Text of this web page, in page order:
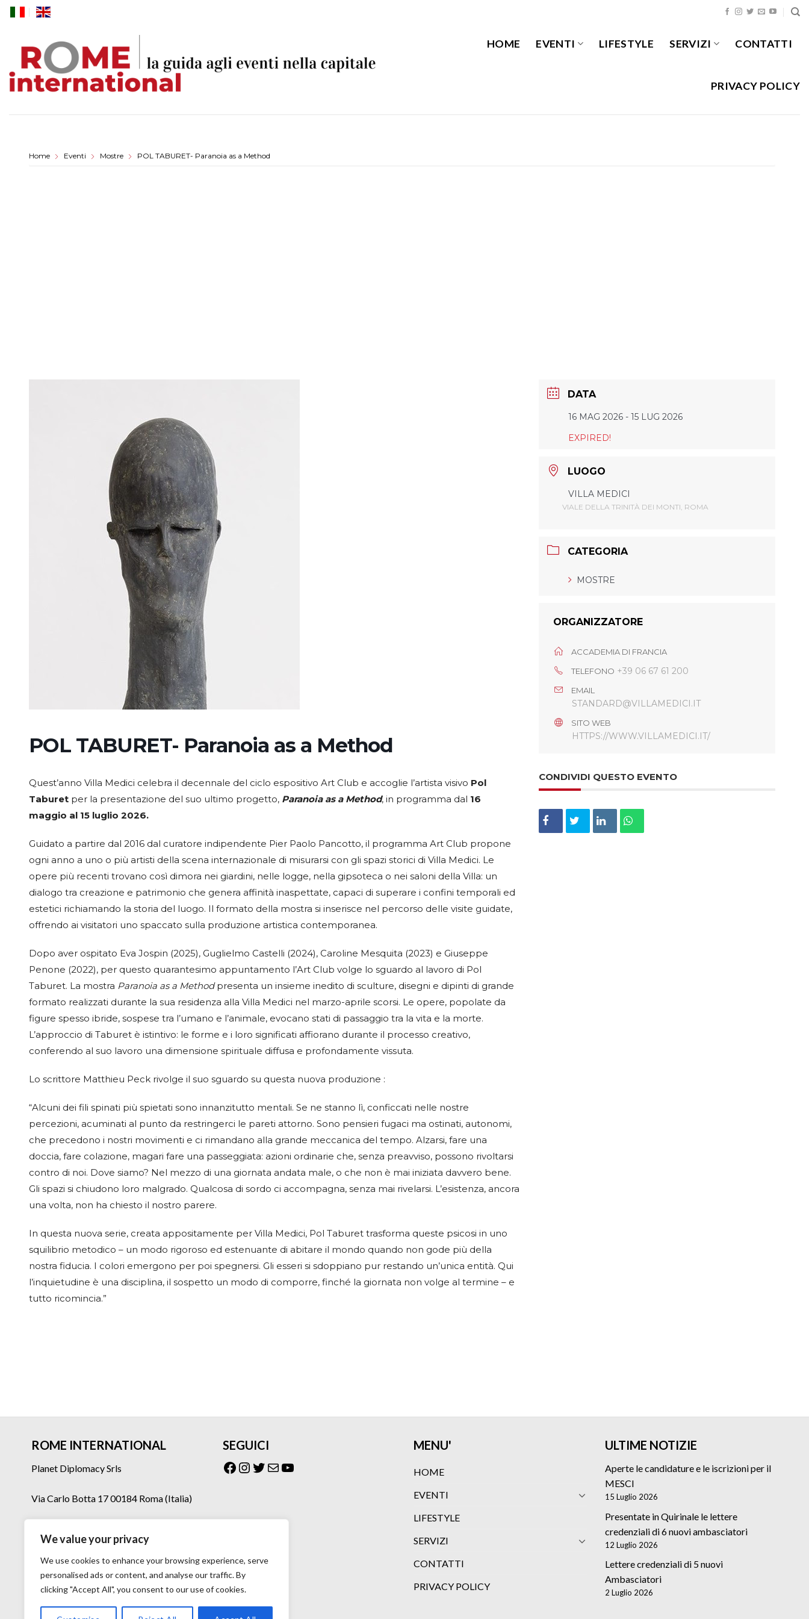
We value your privacy
We use cookies to enhance your browsing experience, serve
personalised ads or content, and analyse our traffic. By
clicking "Accept All", you consent to our use of cookies.
Skip
HOME EVENTI LIFESTYLE SERVIZI CONTATTI
PRIVACY POLICY
Home Eventi Mostre POL TABURET- Paranoia as a Method
POL TABURET- Paranoia as a Method
Quest’anno Villa Medici celebra il decennale del ciclo espositivo Art Club e accoglie l’artista visivo Pol
Taburet per la presentazione del suo ultimo progetto, Paranoia as a Method, in programma dal 16
maggio al 15 luglio 2026.
Guidato a partire dal 2016 dal curatore indipendente Pier Paolo Pancotto, il programma Art Club propone
ogni anno a uno o più artisti della scena internazionale di misurarsi con gli spazi storici di Villa Medici. Le
opere più recenti trovano così dimora nei giardini, nelle logge, nella gipsoteca o nei saloni della Villa: un
dialogo tra creazione e patrimonio che genera affinità inaspettate, capaci di superare i confini temporali ed
estetici richiamando la storia del luogo. Il formato della mostra si inserisce nel percorso delle visite guidate,
offrendo ai visitatori uno spaccato sulla produzione artistica contemporanea.
Dopo aver ospitato Eva Jospin (2025), Guglielmo Castelli (2024), Caroline Mesquita (2023) e Giuseppe
Penone (2022), per questo quarantesimo appuntamento l’Art Club volge lo sguardo al lavoro di Pol
Taburet. La mostra Paranoia as a Methodpresenta un insieme inedito di sculture, disegni e dipinti di grande
formato realizzati durante la sua residenza alla Villa Medici nel marzo-aprile scorsi. Le opere, popolate da
figure spesso ibride, sospese tra l’umano e l’animale, evocano stati di passaggio tra la vita e la morte.
L’approccio di Taburet è istintivo: le forme e i loro significati affiorano durante il processo creativo,
conferendo al suo lavoro una dimensione spirituale diffusa e profondamente vissuta.
Lo scrittore Matthieu Peck rivolge il suo sguardo su questa nuova produzione :
“Alcuni dei fili spinati più spietati sono innanzitutto mentali. Se ne stanno lì, conficcati nelle nostre
percezioni, acuminati al punto da restringerci le pareti attorno. Sono pensieri fugaci ma ostinati, autonomi,
che precedono i nostri movimenti e ci rimandano alla grande meccanica del tempo. Alzarsi, fare una
doccia, fare colazione, magari fare una passeggiata: azioni ordinarie che, senza preavviso, possono rivoltarsi
contro di noi. Dove siamo? Nel mezzo di una giornata andata male, o che non è mai iniziata davvero bene.
Gli spazi si chiudono loro malgrado. Qualcosa di sordo ci accompagna, senza mai rivelarsi. L’esistenza, ancora
una volta, non ha chiesto il nostro parere.
In questa nuova serie, creata appositamente per Villa Medici, Pol Taburet trasforma queste psicosi in uno
squilibrio metodico – un modo rigoroso ed estenuante di abitare il mondo quando non gode più della
nostra fiducia. I colori emergono per poi spegnersi. Gli esseri si sdoppiano pur restando un’unica entità. Qui
l’inquietudine è una disciplina, il sospetto un modo di comporre, finché la giornata non volge al termine – e
tutto ricomincia.”
DATA
16 MAG 2026- 15 LUG 2026
EXPIRED!
LUOGO
VILLA MEDICI
VIALE DELLA TRINITÀ DEI MONTI, ROMA
CATEGORIA
MOSTRE
ORGANIZZATORE
ACCADEMIA DI FRANCIA
TELEFONO +39 06 67 61 200
EMAIL
STANDARD@VILLAMEDICI.IT
SITO WEB
HTTPS://WWW.VILLAMEDICI.IT/
CONDIVIDI QUESTO EVENTO
ROME INTERNATIONAL
Planet Diplomacy Srls
Via Carlo Botta 17 00184 Roma (Italia)
Mail: planetdiplomacy@gmail.com
SEGUICI
Facebook
Instagram
Twitter
EmailYouTube
MENU'
HOME
EVENTI
LIFESTYLE
SERVIZI
CONTATTI
PRIVACY POLICY
ULTIME NOTIZIE
Aperte le candidature e le iscrizioni per il
MESCI
15 Luglio 2026
Presentate in Quirinale le lettere
credenziali di 6 nuovi ambasciatori
12 Luglio 2026
Lettere credenziali di 5 nuovi
Ambasciatori
2 Luglio 2026